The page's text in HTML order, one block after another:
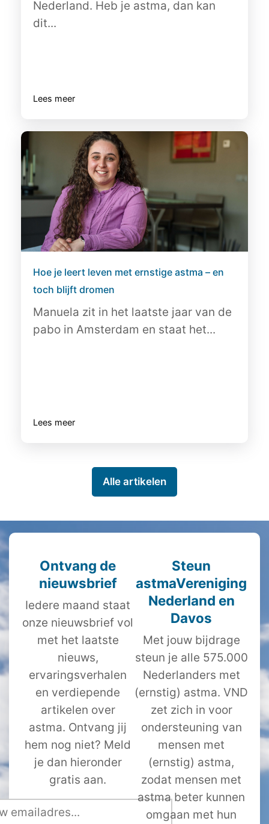
Nederland. Heb je astma, dan kan
dit...
Lees meer
Hoe je leert leven met ernstige astma – en
toch blijft dromen
Manuela zit in het laatste jaar van de
pabo in Amsterdam en staat het...
Lees meer
Alle artikelen
Ontvang de
nieuwsbrief
Iedere maand staat
onze nieuwsbrief vol
met het laatste
nieuws,
ervaringsverhalen
en verdiepende
artikelen over
astma. Ontvang jij
hem nog niet? Meld
je dan hieronder
gratis aan.
Steun
astmaVereniging
Nederland en
Davos
Met jouw bijdrage
steun je alle 575.000
Nederlanders met
(ernstig) astma. VND
zet zich in voor
ondersteuning van
mensen met
(ernstig) astma,
zodat mensen met
astma beter kunnen
omgaan met hun